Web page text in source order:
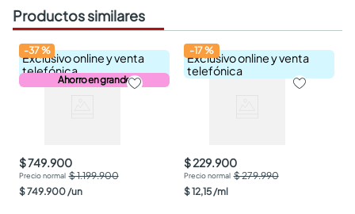
Productos similares
Exclusivo online y venta
telefónica
Ahorro en grande
-37%
$ 749.900
$ 1.199.900
$749.900 /un
Exclusivo online y venta
telefónica
-17%
$ 229.900
$ 279.990
$12,15 /ml